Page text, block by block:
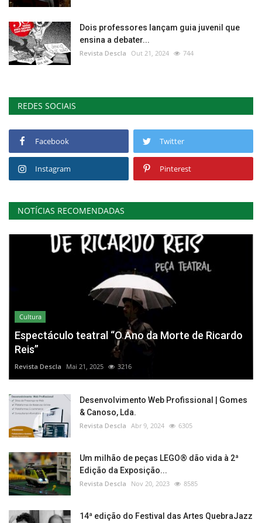
Dois professores lançam guia juvenil que
ensina a debater...
Revista Descla Out 21, 2024 744
REDES SOCIAIS
Facebook Twitter
Instagram Pinterest
NOTÍCIAS RECOMENDADAS
Cultura
Espectáculo teatral “O Ano da Morte de Ricardo
Reis”
Revista Descla Mai 21, 2025 3216
Desenvolvimento Web Profissional | Gomes
& Canoso, Lda.
Revista Descla Abr 9, 2024 6305
Um milhão de peças LEGO® dão vida à 2ª
Edição da Exposição...
Revista Descla Nov 20, 2023 8585
14ª edição do Festival das Artes QuebraJazz